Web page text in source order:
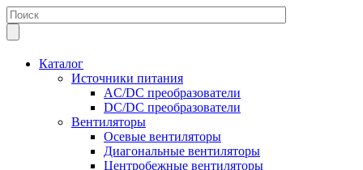
Каталог
Источники питания
AC/DC преобразователи
DC/DC преобразователи
Вентиляторы
Осевые вентиляторы
Диагональные вентиляторы
Центробежные вентиляторы